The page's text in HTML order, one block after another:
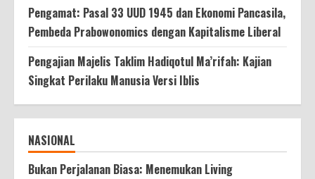
Pengamat: Pasal 33 UUD 1945 dan Ekonomi Pancasila,
Pembeda Prabowonomics dengan Kapitalisme Liberal
Pengajian Majelis Taklim Hadiqotul Ma’rifah: Kajian
Singkat Perilaku Manusia Versi Iblis
NASIONAL
Bukan Perjalanan Biasa: Menemukan Living